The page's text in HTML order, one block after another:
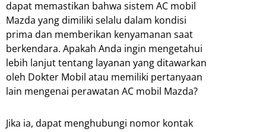
dapat memastikan bahwa sistem AC mobil
Mazda yang dimiliki selalu dalam kondisi
prima dan memberikan kenyamanan saat
berkendara. Apakah Anda ingin mengetahui
lebih lanjut tentang layanan yang ditawarkan
oleh Dokter Mobil atau memiliki pertanyaan
lain mengenai perawatan AC mobil Mazda?
Jika ia, dapat menghubungi nomor kontak